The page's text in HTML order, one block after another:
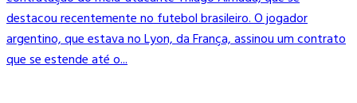
destacou recentemente no futebol brasileiro. O jogador
argentino, que estava no Lyon, da França, assinou um contrato
que se estende até o...